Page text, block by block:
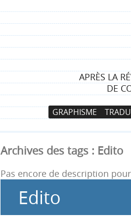
APRÈS LA
DE
GRAPHISME
Archives des tags : Edito
Pas encore de description
Edito